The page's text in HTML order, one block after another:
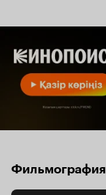
Фильмография